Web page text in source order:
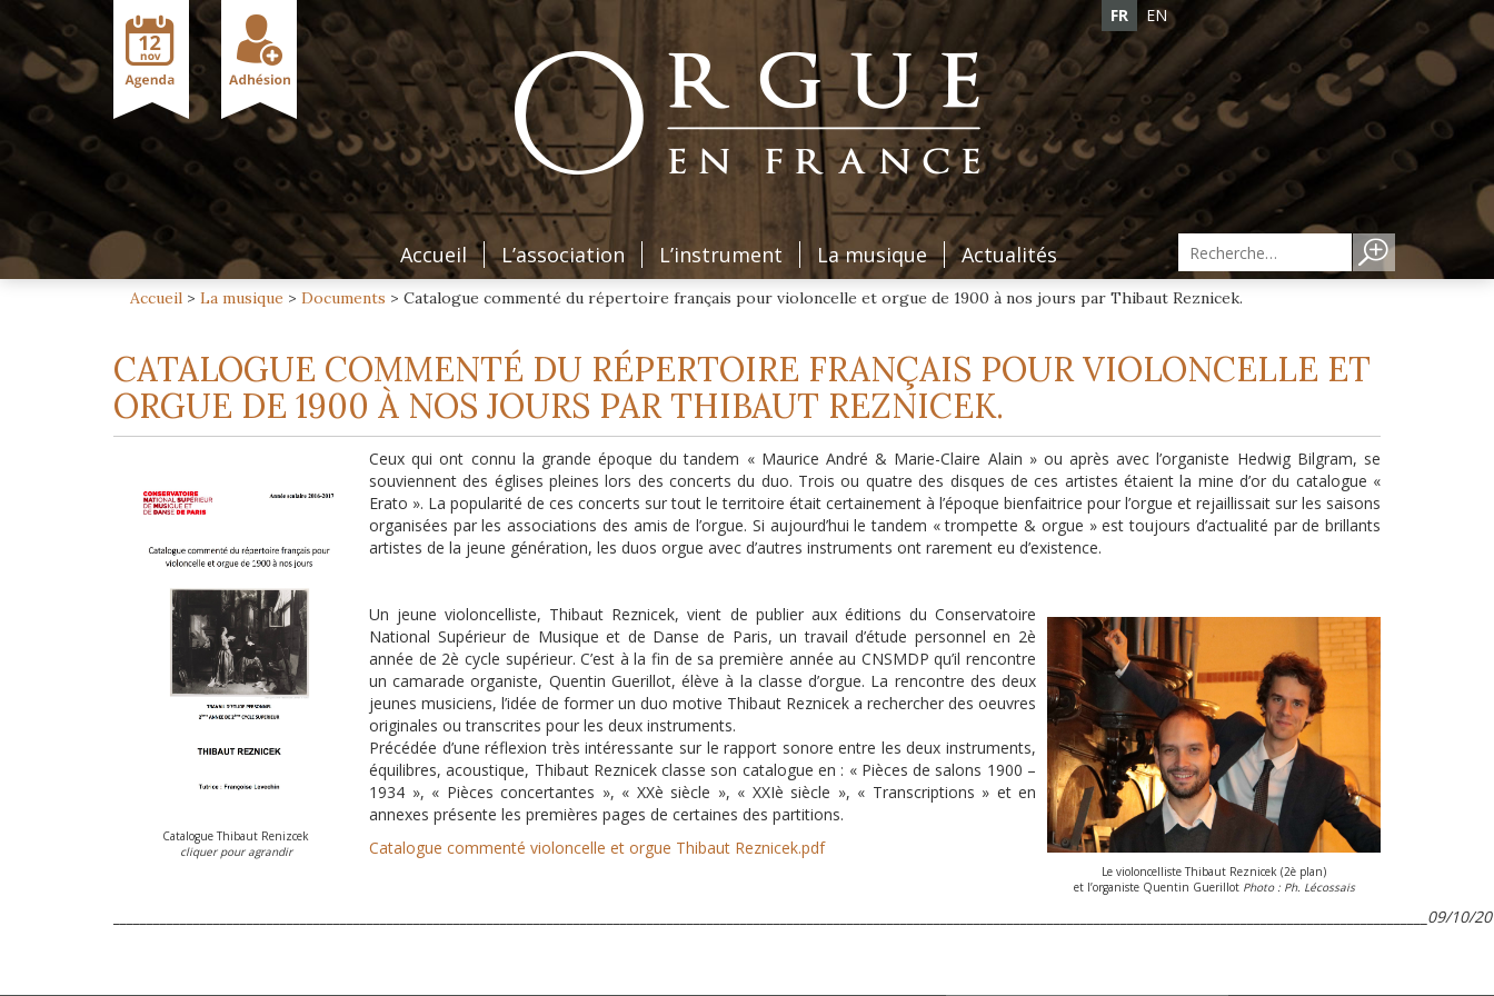
FR EN
Accueil L’association L’instrument La musique Actualités
Accueil > La musique > Documents > Catalogue commenté du répertoire français pour violoncelle et orgue de 1900 à nos jours par Thibaut Reznicek.
CATALOGUE COMMENTÉ DU RÉPERTOIRE FRANÇAIS POUR VIOLONCELLE ET
ORGUE DE 1900 À NOS JOURS PAR THIBAUT REZNICEK.
Catalogue Thibaut Renizcek
cliquer pour agrandir
Ceux qui ont connu la grande époque du tandem « Maurice André & Marie-Claire Alain » ou après avec l’organiste Hedwig Bilgram, se
souviennent des églises pleines lors des concerts du duo. Trois ou quatre des disques de ces artistes étaient la mine d’or du catalogue «
Erato ». La popularité de ces concerts sur tout le territoire était certainement à l’époque bienfaitrice pour l’orgue et rejaillissait sur les saisons
organisées par les associations des amis de l’orgue. Si aujourd’hui le tandem « trompette & orgue » est toujours d’actualité par de brillants
artistes de la jeune génération, les duos orgue avec d’autres instruments ont rarement eu d’existence.
Le violoncelliste Thibaut Reznicek (2è plan)
et l’organiste Quentin Guerillot Photo : Ph. Lécossais
Un jeune violoncelliste, Thibaut Reznicek, vient de publier aux éditions du Conservatoire
National Supérieur de Musique et de Danse de Paris, un travail d’étude personnel en 2è
année de 2è cycle supérieur. C’est à la fin de sa première année au CNSMDP qu’il rencontre
un camarade organiste, Quentin Guerillot, élève à la classe d’orgue. La rencontre des deux
jeunes musiciens, l’idée de former un duo motive Thibaut Reznicek a rechercher des oeuvres
originales ou transcrites pour les deux instruments.
Précédée d’une réflexion très intéressante sur le rapport sonore entre les deux instruments,
équilibres, acoustique, Thibaut Reznicek classe son catalogue en : « Pièces de salons 1900 –
1934 », « Pièces concertantes », « XXè siècle », « XXIè siècle », « Transcriptions » et en
annexes présente les premières pages de certaines des partitions.
Catalogue commenté violoncelle et orgue Thibaut Reznicek.pdf
09/10/